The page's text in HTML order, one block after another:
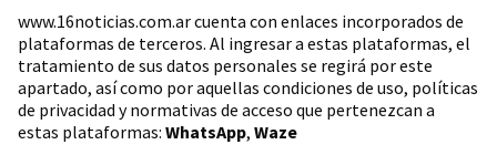
www.16noticias.com.ar cuenta con enlaces incorporados de
plataformas de terceros. Al ingresar a estas plataformas, el
tratamiento de sus datos personales se regirá por este
apartado, así como por aquellas condiciones de uso, políticas
de privacidad y normativas de acceso que pertenezcan a
estas plataformas:WhatsApp,Waze